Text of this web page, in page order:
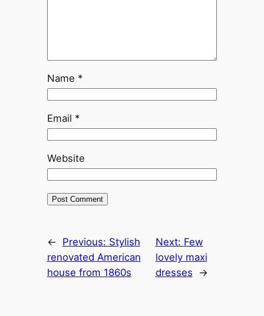
Name *
Email *
Website
← Previous: Stylish
renovated American
house from 1860s
Next: Few
lovely maxi
dresses
→